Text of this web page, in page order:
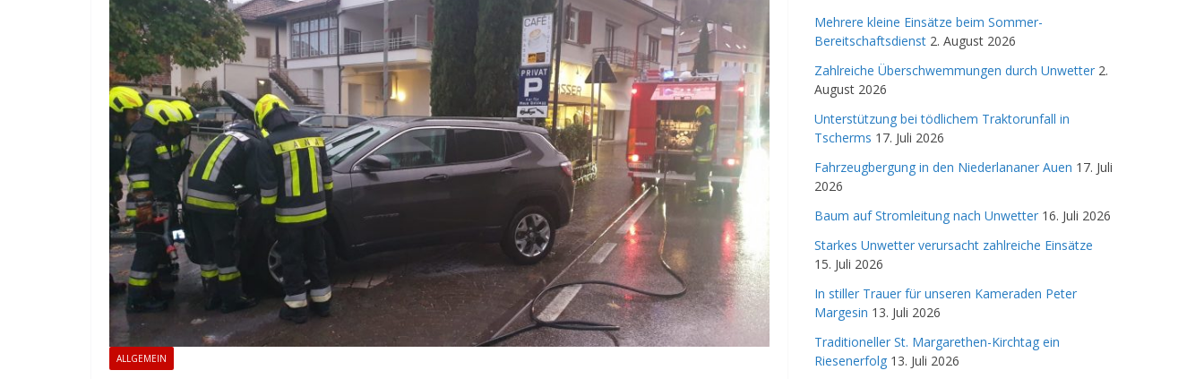
ALLGEMEIN
Mehrere kleine Einsätze beim Sommer-
Bereitschaftsdienst 2. August 2026
Zahlreiche Überschwemmungen durch Unwetter 2.
August 2026
Unterstützung bei tödlichem Traktorunfall in
Tscherms 17. Juli 2026
Fahrzeugbergung in den Niederlananer Auen 17. Juli
2026
Baum auf Stromleitung nach Unwetter 16. Juli 2026
Starkes Unwetter verursacht zahlreiche Einsätze
15. Juli 2026
In stiller Trauer für unseren Kameraden Peter
Margesin 13. Juli 2026
Traditioneller St. Margarethen-Kirchtag ein
Riesenerfolg 13. Juli 2026